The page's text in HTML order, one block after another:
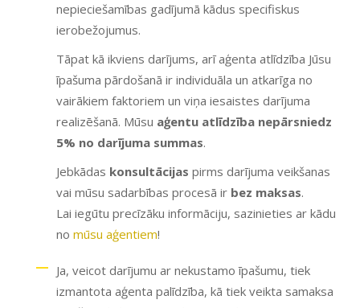
nepieciešamības gadījumā kādus specifiskus
ierobežojumus.
Tāpat kā ikviens darījums, arī aģenta atlīdzība Jūsu
īpašuma pārdošanā ir individuāla un atkarīga no
vairākiem faktoriem un viņa iesaistes darījuma
realizēšanā. Mūsu aģentu atlīdzība nepārsniedz
5% no darījuma summas.
Jebkādas konsultācijas pirms darījuma veikšanas
vai mūsu sadarbības procesā ir bez maksas.
Lai iegūtu precīzāku informāciju, sazinieties ar kādu
no mūsu aģentiem!
Ja, veicot darījumu ar nekustamo īpašumu, tiek
izmantota aģenta palīdzība, kā tiek veikta samaksa